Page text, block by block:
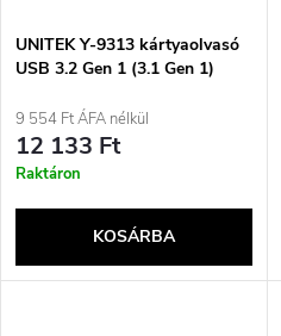
e
k
r
n
é
k
e
k
l
UNITEK Y-9313 kártyaolvasó
USB 3.2 Gen 1 (3.1 Gen 1)
9 554 Ft ÁFA nélkül
12 133 Ft
Raktáron
KOSÁRBA